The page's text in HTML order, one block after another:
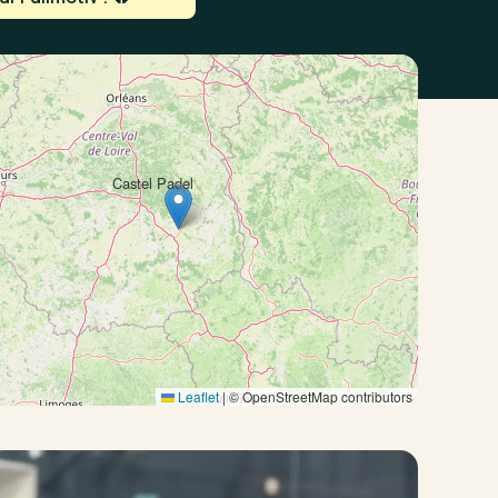
Castel Padel
×
Leaflet|© OpenStreetMap contributors